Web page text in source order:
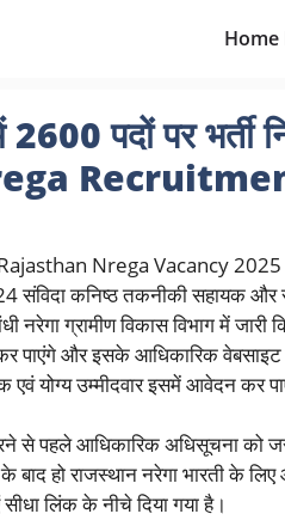
Home
पदों पर भर्ती
Nrega Vacancy 2025
संविदा कनिष्ठ तकनीकी सहायक
नरेगा ग्रामीण विकास विभाग में
कर पाएंगे और इसके आधिकारिक
योग्य उम्मीदवार इसमें आवेदन कर
से पहले आधिकारिक अधिसूचना
बाद हो राजस्थान नरेगा भारती के
लिंक के नीचे दिया गया है।